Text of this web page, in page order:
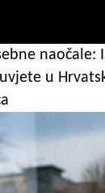
naočale:
u